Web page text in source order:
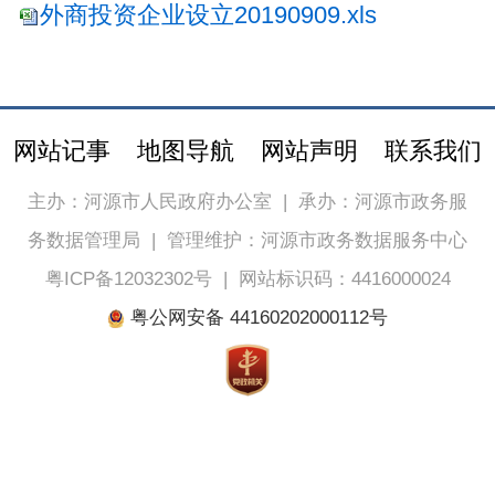
外商投资企业设立20190909.xls
网站记事 地图导航 网站声明 联系我们
主办：河源市人民政府办公室 | 承办：河源市政务服
务数据管理局 | 管理维护：河源市政务数据服务中心
粤ICP备12032302号|
网站标识码：4416000024
粤公网安备 44160202000112号